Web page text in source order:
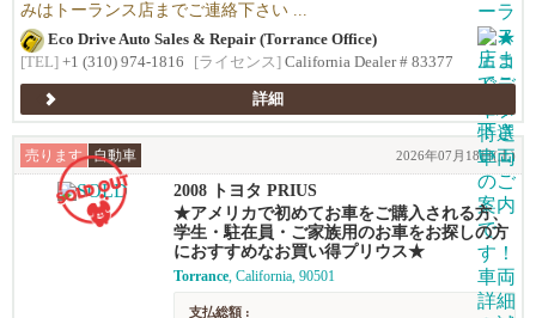
みはトーランス店までご連絡下さい ...
Eco Drive Auto Sales & Repair (Torrance Office)
[TEL] +1 (310) 974-1816 [ライセンス] California Dealer # 83377
詳細
売ります 自動車 2026年07月18日(土)
2008 トヨタ PRIUS
★アメリカで初めてお車をご購入される方、
学生・駐在員・ご家族用のお車をお探しの方
におすすめなお買い得プリウス★
Torrance, California, 90501
支払総額 :